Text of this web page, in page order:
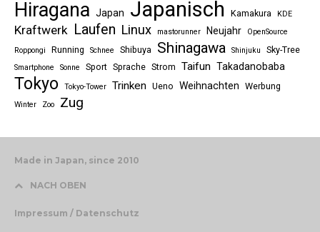
Hiragana Japan Japanisch Kamakura KDE
Kraftwerk Laufen Linux mastorunner Neujahr
OpenSource
Roppongi
Running Schnee Shibuya Shinagawa Shinjuku Sky-Tree
Smartphone Sonne Sport Sprache Strom Taifun Takadanobaba
Tokyo Tokyo-Tower Trinken Ueno Weihnachten Werbung
Winter Zoo Zug
Made in Japan, since 2010
NACH OBEN
Impressum / Datenschutz